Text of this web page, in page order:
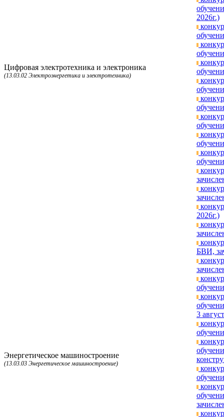
Цифровая электротехника и электроника
(13.03.02 Электроэнергетика и электротехника)
2026г.)
2026г.)
Энергетическое машиностроение
(13.03.03 Энергетическое машиностроение)
БВИ,
3